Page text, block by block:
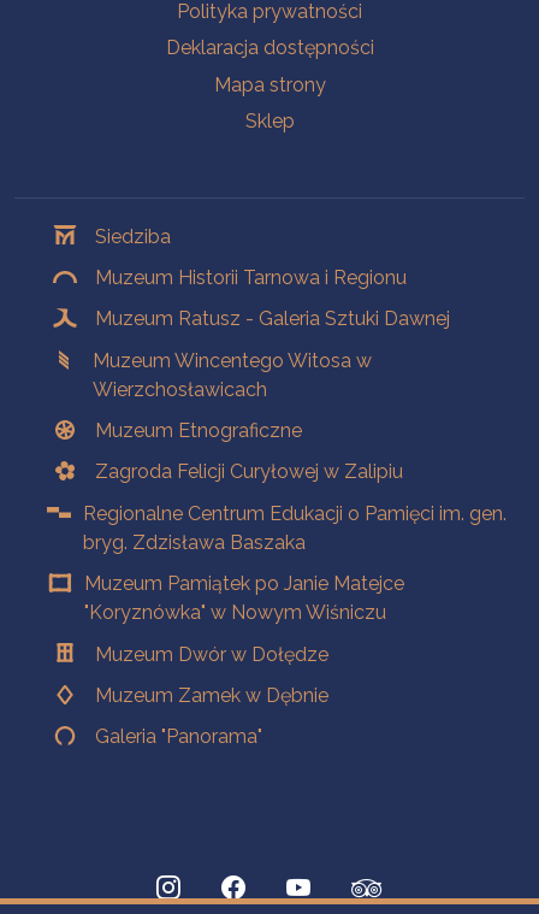
Polityka prywatności
Deklaracja dostępności
Mapa strony
Sklep
Siedziba
Muzeum Historii Tarnowa i Regionu
Muzeum Ratusz - Galeria Sztuki Dawnej
Muzeum Wincentego Witosa w
Wierzchosławicach
Muzeum Etnograficzne
Zagroda Felicji Curyłowej w Zalipiu
Regionalne Centrum Edukacji o Pamięci im. gen.
bryg. Zdzisława Baszaka
Muzeum Pamiątek po Janie Matejce
"Koryznówka" w Nowym Wiśniczu
Muzeum Dwór w Dołędze
Muzeum Zamek w Dębnie
Galeria "Panorama"